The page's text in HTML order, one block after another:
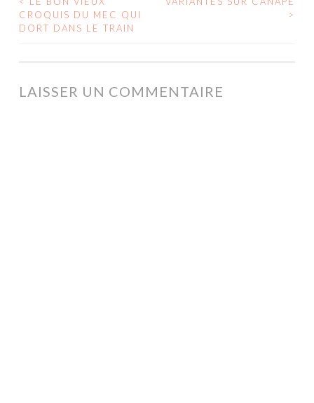
NAVIGATION
DES
CROQUIS DU MEC QUI
DORT DANS LE TRAIN
>
LAISSER UN COMMENTAIRE